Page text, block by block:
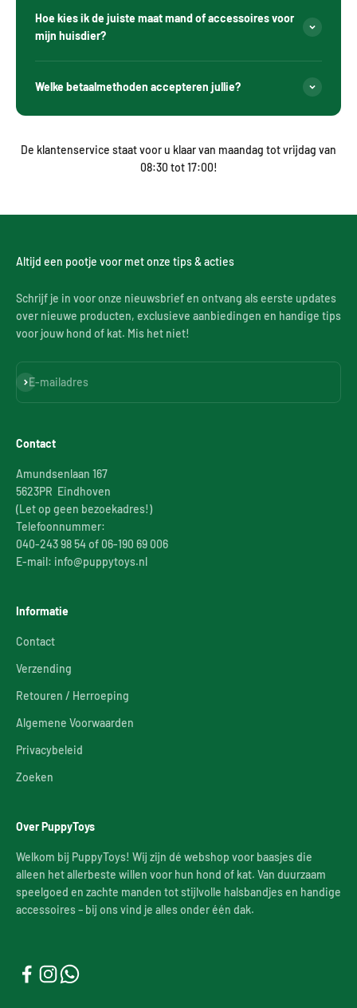
Hoe kies ik de juiste maat mand of accessoires voor
mijn huisdier?
Welke betaalmethoden accepteren jullie?
De klantenservice staat voor u klaar van maandag tot vrijdag van
08:30 tot 17:00!
Altijd een pootje voor met onze tips & acties
Schrijf je in voor onze nieuwsbrief en ontvang als eerste updates
over nieuwe producten, exclusieve aanbiedingen en handige tips
voor jouw hond of kat. Mis het niet!
E-mailadres
Abonneren
Contact
Amundsenlaan 167
5623PR Eindhoven
(Let op geen bezoekadres!)
Telefoonnummer:
040-243 98 54 of 06-190 69 006
E-mail: info@puppytoys.nl
Informatie
Contact
Verzending
Retouren / Herroeping
Algemene Voorwaarden
Privacybeleid
Zoeken
Over PuppyToys
Welkom bij PuppyToys! Wij zijn dé webshop voor baasjes die
alleen het allerbeste willen voor hun hond of kat. Van duurzaam
speelgoed en zachte manden tot stijlvolle halsbandjes en handige
accessoires – bij ons vind je alles onder één dak.